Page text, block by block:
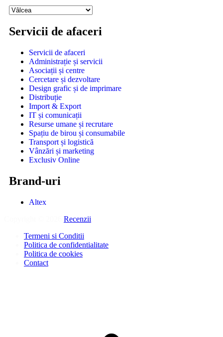
Servicii de afaceri
Servicii de afaceri
Administrație și servicii
Asociații și centre
Cercetare și dezvoltare
Design grafic și de imprimare
Distribuție
Import & Export
IT și comunicații
Resurse umane și recrutare
Spațiu de birou și consumabile
Transport și logistică
Vânzări și marketing
Exclusiv Online
Brand-uri
Altex
Recenzii
Termeni si Conditii
Politica de confidentialitate
Politica de cookies
Contact